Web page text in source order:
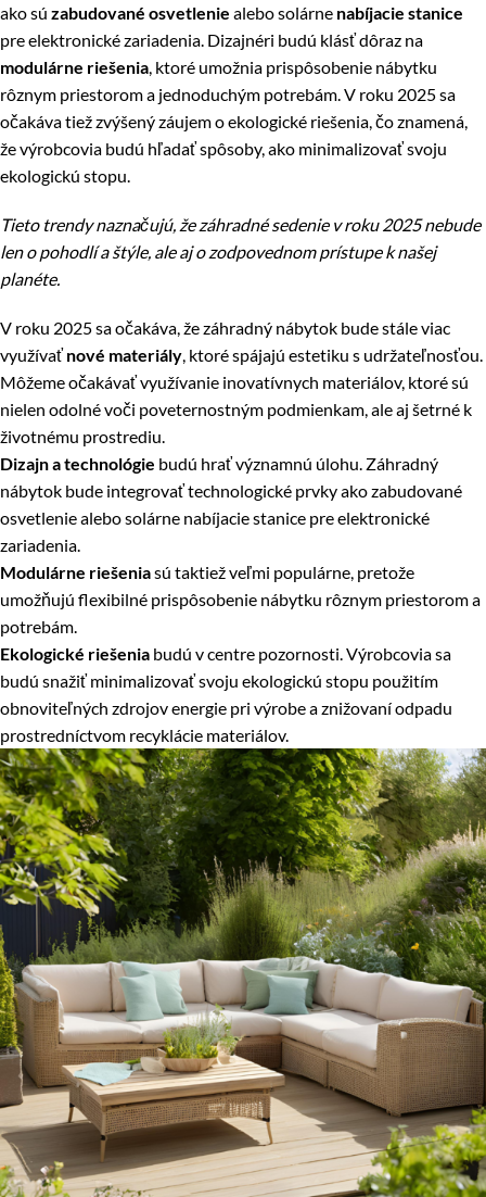
ako sú zabudované osvetlenie alebo solárne nabíjacie stanice
pre elektronické zariadenia. Dizajnéri budú klásť dôraz na
modulárne riešenia , ktoré umožnia prispôsobenie nábytku
rôznym priestorom a jednoduchým potrebám. V roku 2025 sa
očakáva tiež zvýšený záujem o ekologické riešenia, čo znamená,
že výrobcovia budú hľadať spôsoby, ako minimalizovať svoju
ekologickú stopu.
Tieto trendy naznačujú, že záhradné sedenie v roku 2025 nebude
len o pohodlí a štýle, ale aj o zodpovednom prístupe k našej
planéte.
V roku 2025 sa očakáva, že záhradný nábytok bude stále viac
využívaťnové materiály , ktoré spájajú estetiku s udržateľnosťou.
Môžeme očakávať využívanie inovatívnych materiálov, ktoré sú
nielen odolné voči poveternostným podmienkam, ale aj šetrné k
životnému prostrediu.
Dizajn a technológie budú hrať významnú úlohu. Záhradný
nábytok bude integrovať technologické prvky ako zabudované
osvetlenie alebo solárne nabíjacie stanice pre elektronické
zariadenia.
Modulárne riešeniasú taktiež veľmi populárne, pretože
umožňujú flexibilné prispôsobenie nábytku rôznym priestorom a
potrebám.
Ekologické riešenia budú v centre pozornosti. Výrobcovia sa
budú snažiť minimalizovať svoju ekologickú stopu použitím
obnoviteľných zdrojov energie pri výrobe a znižovaní odpadu
prostredníctvom recyklácie materiálov.